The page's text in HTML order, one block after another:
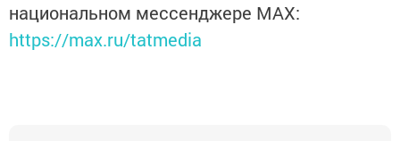
национальном мессенджере MАХ:
https://max.ru/tatmedia